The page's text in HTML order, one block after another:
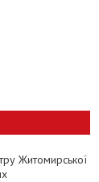
Житомирської